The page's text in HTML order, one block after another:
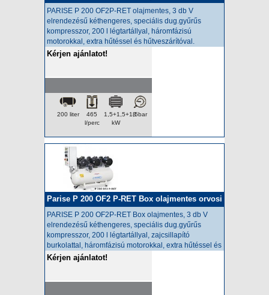
kompresszor
PARISE P 200 OF2P-RET olajmentes, 3 db V
elrendezésű kéthengeres, speciális dug.gyűrűs
kompresszor, 200 l légtartállyal, háromfázisú
motorokkal, extra hűtéssel és hűtveszárítóval.
Kérjen ajánlatot!
8 bar
1,5+1,5+1,5
kW
465
l/perc
200 liter
Parise P 200 OF2 P-RET Box olajmentes orvosi
kompresszor
PARISE P 200 OF2P-RET Box olajmentes, 3 db V
elrendezésű kéthengeres, speciális dug.gyűrűs
kompresszor, 200 l légtartállyal, zajcsillapító
burkolattal, háromfázisú motorokkal, extra hűtéssel és
hűtveszárítóval.
Kérjen ajánlatot!